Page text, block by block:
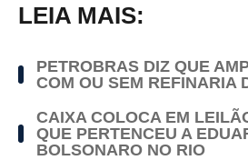
LEIA MAIS:
PETROBRAS DIZ QUE
COM OU SEM REFINARIA
CAIXA COLOCA EM
QUE PERTENCEU A
BOLSONARO NO RIO